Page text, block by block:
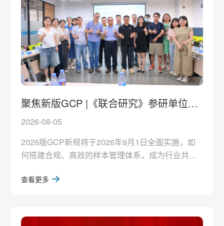
聚焦新版GCP |《联合研究》参研单位招
募会落地生生物流，共探生物样本全链条
2026-08-05
2026版GCP新规将于2026年9月1日全面实施，如
何搭建合规、高效的样本管理体系，成为行业共同
管理产业联盟（SampleGuide Alliance，SGA）主
联合研究项目》参研单位招募会在生生物流顺利召
查看更多